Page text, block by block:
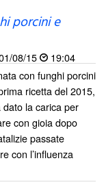
porcini e
08/15
19:04
con funghi porcini
ricetta del 2015,
la carica per
con gioia dopo
passate
con l’influenza